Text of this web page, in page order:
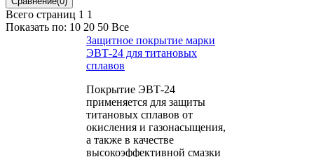
Всего страниц 1 1
Показать по: 10 20 50 Все
Защитное покрытие марки
ЭВТ-24 для титановых
сплавов
Покрытие ЭВТ-24
применяется для защиты
титановых сплавов от
окисления и газонасыщения,
а также в качестве
высокоэффективной смазки